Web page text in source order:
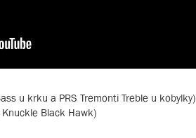
u krku a PRS Tremonti Treble u kobylky)
Black Hawk)